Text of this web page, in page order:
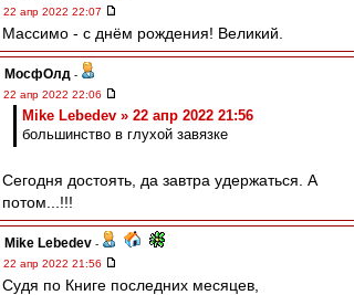
22 апр 2022 22:07
Массимо - с днём рождения! Великий.
МосфОлд -
22 апр 2022 22:06
Mike Lebedev » 22 апр 2022 21:56
большинство в глухой завязке
Сегодня достоять, да завтра удержаться. А
потом...!!!
Mike Lebedev -
22 апр 2022 21:56
Судя по Книге последних месяцев,